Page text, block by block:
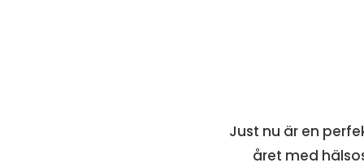
Just nu är en
året med